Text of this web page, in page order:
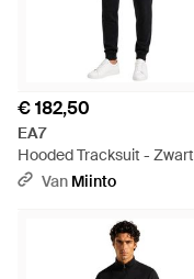
€ 182,50
EA7
Hooded Tracksuit - Zwart
Van Miinto